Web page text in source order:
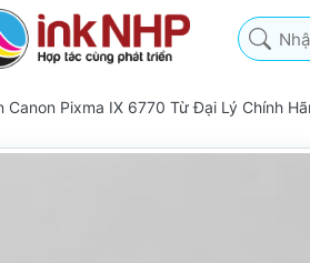
Nhập từ
Canon Pixma IX 6770 Từ Đại Lý Chính